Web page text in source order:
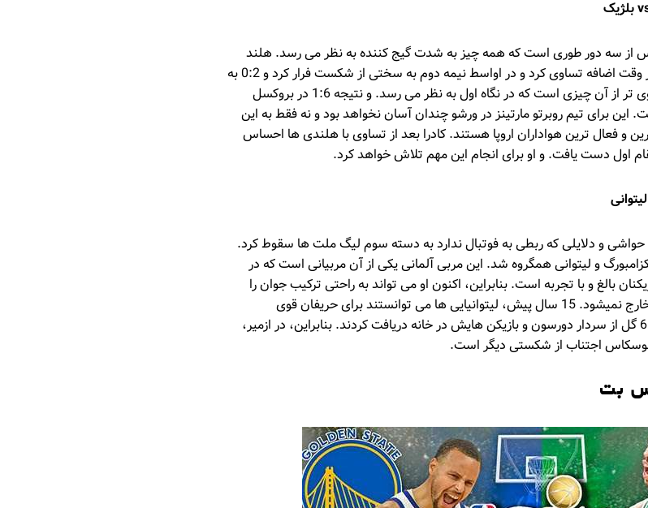
ملت ها پس از سه دور طوری است که همه چیز به شدت گیج کننده به نظر می رسد. هلند
بلژیک را شکست داد، اما پس از آن با ولز در وقت اضافه تساوی کرد و در اواسط نیمه دوم به سختی از شکست فرار کرد و 0:2 به
لهستان باخت. تیم چسلاو میخنویچ هنوز قوی تر از آن چیزی است که در نگاه اول به نظر می رسد. و نتیجه 1:6 در بروکسل
این برای تیم روبرتو مارتینز در ورشو چندان آسان نخواهد بود و نه فقط به این
و فعال ترین هواداران اروپا هستند. کادرا بعد از تساوی با هلندی ها احساس
اول دست یافت. و او برای انجام این مهم تلاش خواهد کرد.
و به دلیل حواشی و دلایلی که ربطی به فوتبال ندارد به دسته سوم لیگ ملت ها سقوط کرد.
و لیتوانی همگروه شد. این مربی آلمانی یکی از آن مربیانی است که در
بالغ و با تجربه است. بنابراین، اکنون او می تواند به راحتی ترکیب جوان را
آزمایش کند، زیرا رتبه اول از دست ترک ها خارج نمیشود. 15 سال پیش، لیتوانیایی ها می توانستند برای حریفان قوی
دردسرهای زیادی ایجاد کنند، اما اخیرا حتی 6 گل از سردار دورسون و بازیکن هایش در خانه دریافت کردند. بنابراین، در ازمیر،
اجتناب از شکستی دیگر است.
بت